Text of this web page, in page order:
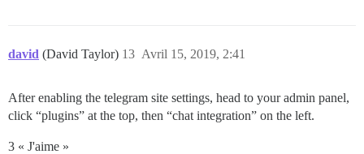
david (David Taylor) Avril 15, 2019, 2:41
13
After enabling the telegram site settings, head to your admin panel,
click “plugins” at the top, then “chat integration” on the left.
3 « J'aime »